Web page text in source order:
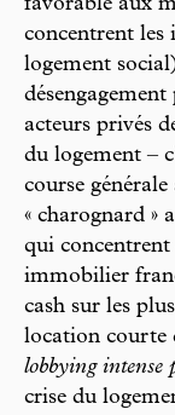
concentrent les
logement
acteurs privés
du logement –
course
« charognard »
qui
immobilier
cash sur les
location courte
lobbying intense
crise du